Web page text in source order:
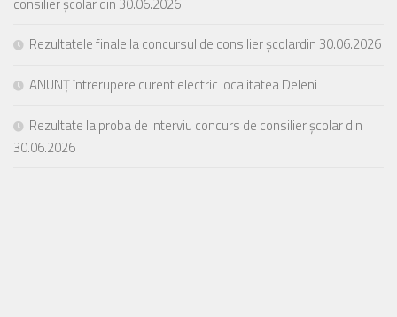
Rezultatele finale la concursul de consilier școlardin 30.06.2026
ANUNȚ întrerupere curent electric localitatea Deleni
Rezultate la proba de interviu concurs de consilier școlar din
30.06.2026